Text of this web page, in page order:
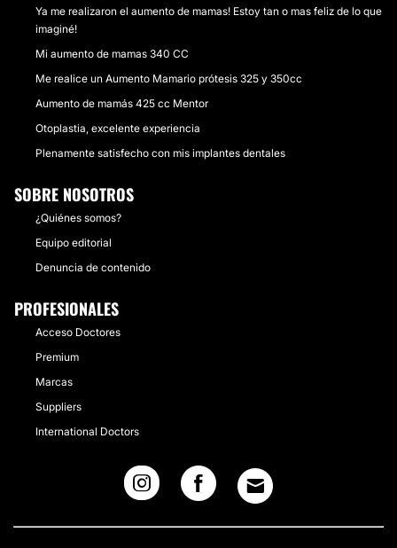
Ya me realizaron el aumento de mamas! Estoy tan o mas feliz de lo que
imaginé!
Mi aumento de mamas 340 CC
Me realice un Aumento Mamario prótesis 325 y 350cc
Aumento de mamás 425 cc Mentor
Otoplastia, excelente experiencia
Plenamente satisfecho con mis implantes dentales
SOBRE NOSOTROS
¿Quiénes somos?
Equipo editorial
Denuncia de contenido
PROFESIONALES
Acceso Doctores
Premium
Marcas
Suppliers
International Doctors